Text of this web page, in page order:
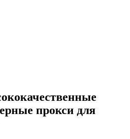
прокси для